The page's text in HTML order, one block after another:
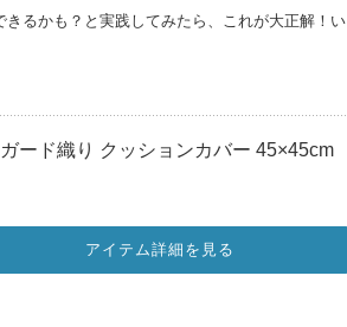
るかも？と実践してみたら、これが大正解！い
ード織り クッションカバー 45×45cm
アイテム詳細を見る